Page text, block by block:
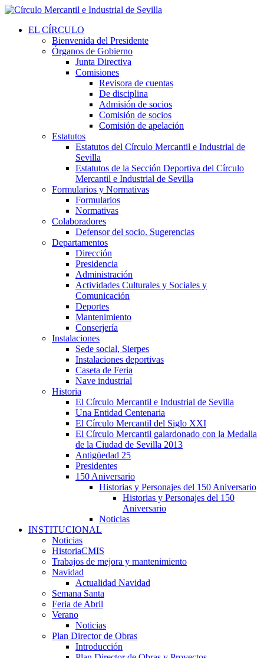
EL CÍRCULO
Bienvenida del Presidente
Órganos de Gobierno
Junta Directiva
Comisiones
Revisora de cuentas
De disciplina
Admisión de socios
Comisión de socios
Comisión de apelación
Estatutos
Estatutos del Círculo Mercantil e Industrial de
Sevilla
Estatutos de la Sección Deportiva del Círculo
Mercantil e Industrial de Sevilla
Formularios y Normativas
Formularios
Normativas
Colaboradores
Defensor del socio. Sugerencias
Departamentos
Dirección
Presidencia
Administración
Actividades Culturales y Sociales y
Comunicación
Deportes
Mantenimiento
Conserjería
Instalaciones
Sede social, Sierpes
Instalaciones deportivas
Caseta de Feria
Nave industrial
Historia
El Círculo Mercantil e Industrial de Sevilla
Una Entidad Centenaria
El Círculo Mercantil del Siglo XXI
El Círculo Mercantil galardonado con la Medalla
de la Ciudad de Sevilla 2013
Antigüedad 25
Presidentes
150 Aniversario
Historias y Personajes del 150 Aniversario
Historias y Personajes del 150
Aniversario
Noticias
INSTITUCIONAL
Noticias
HistoriaCMIS
Trabajos de mejora y mantenimiento
Navidad
Actualidad Navidad
Semana Santa
Feria de Abril
Verano
Noticias
Plan Director de Obras
Introducción